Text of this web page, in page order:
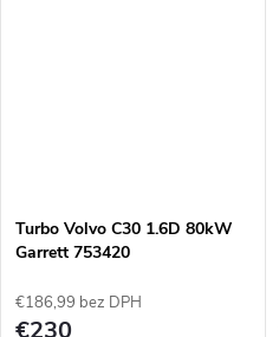
Turbo Volvo C30 1.6D 80kW
Garrett 753420
€186,99 bez DPH
€230